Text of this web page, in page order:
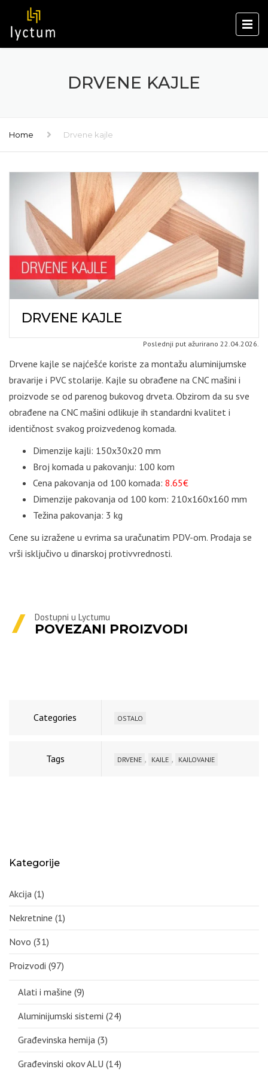
DRVENE KAJLE
Home Drvene kajle
DRVENE KAJLE
Poslednji put ažurirano 22.04.2026.
Drvene kajle se najćešće koriste za montažu aluminijumske
bravarije i PVC stolarije. Kajle su obrađene na CNC mašini i
proizvode se od parenog bukovog drveta. Obzirom da su sve
obrađene na CNC mašini odlikuje ih standardni kvalitet i
identičnost svakog proizvedenog komada.
Dimenzije kajli: 150x30x20 mm
Broj komada u pakovanju: 100 kom
Cena pakovanja od 100 komada: 8.65€
Dimenzije pakovanja od 100 kom: 210x160x160 mm
Težina pakovanja: 3 kg
Cene su izražene u evrima sa uračunatim PDV-om. Prodaja se
vrši isključivo u dinarskoj protivvrednosti.
Dostupni u Lyctumu
POVEZANI PROIZVODI
Categories OSTALO
Tags DRVENE , KAJLE , KAJLOVANJE
Kategorije
Akcija (1)
Nekretnine (1)
Novo (31)
Proizvodi (97)
Alati i mašine (9)
Aluminijumski sistemi (24)
Građevinska hemija (3)
Građevinski okov ALU (14)